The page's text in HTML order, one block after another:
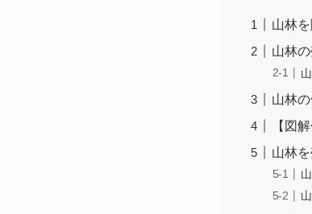
山林
山林
山林
【図
山林